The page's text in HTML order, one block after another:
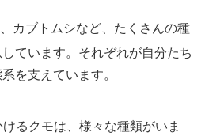
カブトムシなど、たくさんの種
ています。それぞれが自分たち
を支えています。
るクモは、様々な種類がいま